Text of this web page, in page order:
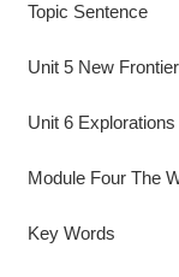
Topic Sentence
Unit 5 New
Unit 6
Module Four The
Key Words